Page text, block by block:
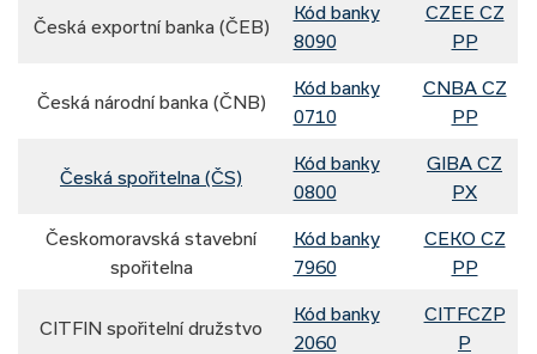
Česká exportní banka (ČEB)
Kód banky
8090
CZEE CZ
PP
Česká národní banka (ČNB)
Kód banky
0710
CNBA CZ
PP
Česká spořitelna (ČS)
Kód banky
0800
GIBA CZ
PX
Českomoravská stavební
spořitelna
Kód banky
7960
CEKO CZ
PP
CITFIN spořitelní družstvo
Kód banky
2060
CITFCZP
P